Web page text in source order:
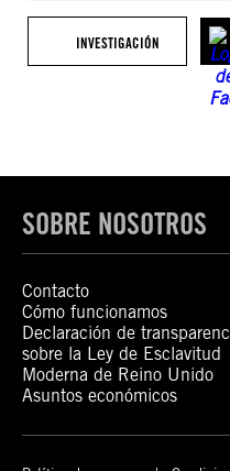
INVESTIGACIÓN
SOBRE NOSOTROS
Contacto
Cómo funcionamos
Declaración de
sobre la Ley de Esclavitud
Moderna de Reino Unido
Asuntos económicos